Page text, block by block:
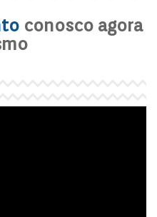
conosco agora